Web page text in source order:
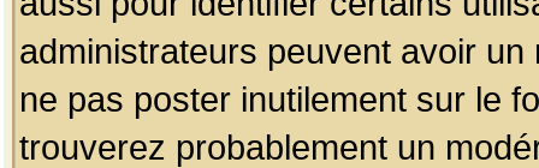
administrateurs peuvent avoir
ne pas poster inutilement sur le
trouverez probablement un